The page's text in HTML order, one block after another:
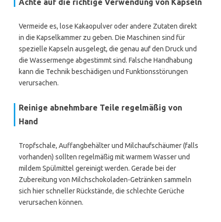
Achte auf die richtige Verwendung von Kapseln
Vermeide es, lose Kakaopulver oder andere Zutaten direkt
in die Kapselkammer zu geben. Die Maschinen sind für
spezielle Kapseln ausgelegt, die genau auf den Druck und
die Wassermenge abgestimmt sind. Falsche Handhabung
kann die Technik beschädigen und Funktionsstörungen
verursachen.
Reinige abnehmbare Teile regelmäßig von
Hand
Tropfschale, Auffangbehälter und Milchaufschäumer (falls
vorhanden) sollten regelmäßig mit warmem Wasser und
mildem Spülmittel gereinigt werden. Gerade bei der
Zubereitung von Milchschokoladen-Getränken sammeln
sich hier schneller Rückstände, die schlechte Gerüche
verursachen können.